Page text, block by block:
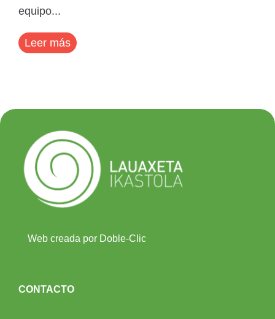
equipo...
Leer más
Web creada por Doble-Clic
CONTACTO